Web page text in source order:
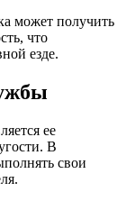
может получить
что
езде.
ее
В
свои